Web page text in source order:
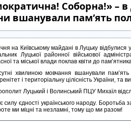
Соборна!» – в
вшанували пам’ять
на Київському майдані в Луцьку
Луцької районної військової
та міської влади поклав квіти до
хвилиною мовчання вшанували пам’ять
і територіальну цілісність України,
Луцький і Волинський ПЦУ Михаїл
єдності українського народу. Боротьба
ми міцні та незламні, тому що ми разом!